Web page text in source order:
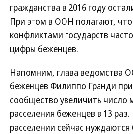
гражданства в 2016 году
При этом в ООН полагают,
конфликтами государств
цифры беженцев.
Напомним, глава ведомства
беженцев Филиппо Гранди
сообщество увеличить число
расселения беженцев в 13
расселении сейчас